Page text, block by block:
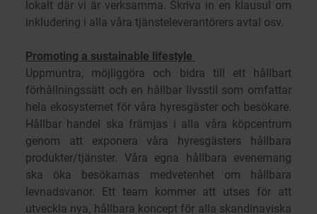
lokalt där vi är verksamma. Skriva in en klausul om
inkludering i alla våra tjänsteleverantörers avtal osv.
Promoting a sustainable lifestyle
Uppmuntra, möjliggöra och bidra till ett hållbart
förhållningssätt och en hållbar livsstil som omfattar
hela ekosystemet för våra hyresgäster och besökare.
Hållbar handel ska främjas i alla våra köpcentrum
genom att exponera våra hyresgästers hållbara
produkter/tjänster. Våra egna hållbara evenemang
ska öka besökarnas medvetenhet om hållbara
levnadsvanor. Ett team kommer att utses för att
utveckla nya, hållbara koncept för alla skandinaviska